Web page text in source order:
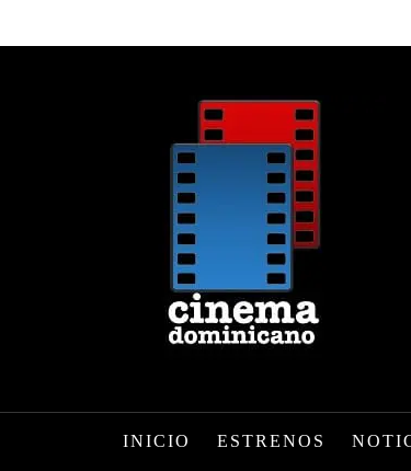
INICIO ESTRENOS